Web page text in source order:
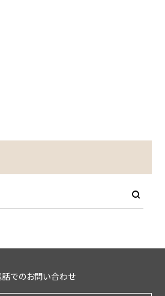
話でのお問い合わせ